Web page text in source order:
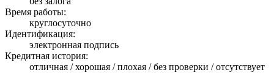
Время работы:
круглосуточно
Идентификация:
электронная подпись
Кредитная история:
отличная / хорошая / плохая / без проверки / отсутствует